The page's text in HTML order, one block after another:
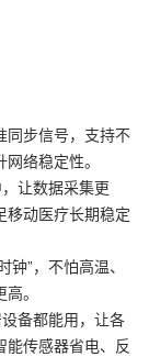
同步信号，支持不
络稳定性。
让数据采集更
移动医疗长期稳定
”，不怕高温、
。
备都能用，让各
传感器省电、反